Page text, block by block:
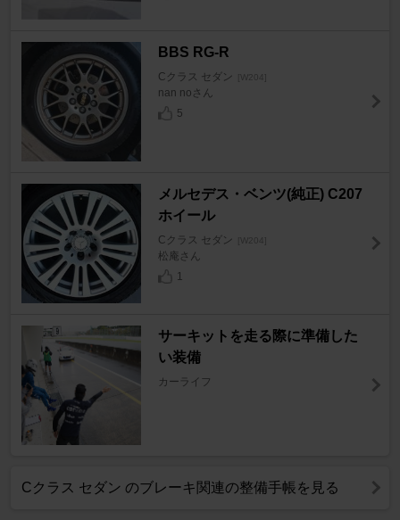
BBS RG-R
Cクラス セダン [W204]
nan noさん
5
メルセデス・ベンツ(純正) C207
ホイール
Cクラス セダン [W204]
松庵さん
1
サーキットを走る際に準備した
い装備
カーライフ
Cクラス セダン のブレーキ関連の整備手帳を見る